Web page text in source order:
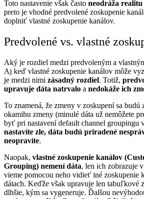
Toto nastavenie však často neodráža realitu
preto je vhodné predvolené zoskupenie
doplniť vlastné zoskupenie kanálov.
Predvolené vs. vlastné
Aký je rozdiel medzi predvoleným a
Aj keď vlastné zoskupenie kanálov môže
je medzi nimi zásadný rozdiel. Totiž,
upravuje dáta natrvalo a nedokáže ich
To znamená, že zmeny v zoskupení sa budú
okamihu zmeny (minulé dáta už nemôžete
byť pri nastavení default channel groupingu
nastavíte zle, dáta budú priradené
neopravíte.
Naopak, vlastné zoskupenie kanálov
Grouping) nemení dáta, len ich zobrazuje
vieme pomocou neho vidieť iné zoskupenie
dátach. Keďže však upravuje len tabuľkové
dlhšie, kým sa vygeneruje. Ďalšou